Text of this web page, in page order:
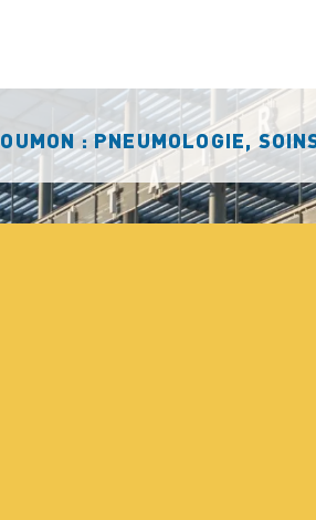
: PNEUMOLOGIE,